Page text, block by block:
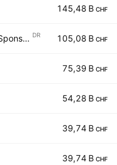
145,48 B CHF
PDD Holdings Inc. Sponsored ADR Class A DR 105,08 B CHF
75,39 B CHF
54,28 B CHF
39,74 B CHF
39,74 B CHF